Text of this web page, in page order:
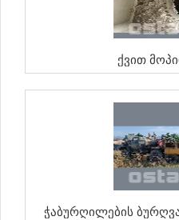
Ქვით
Ჭაბურღილების